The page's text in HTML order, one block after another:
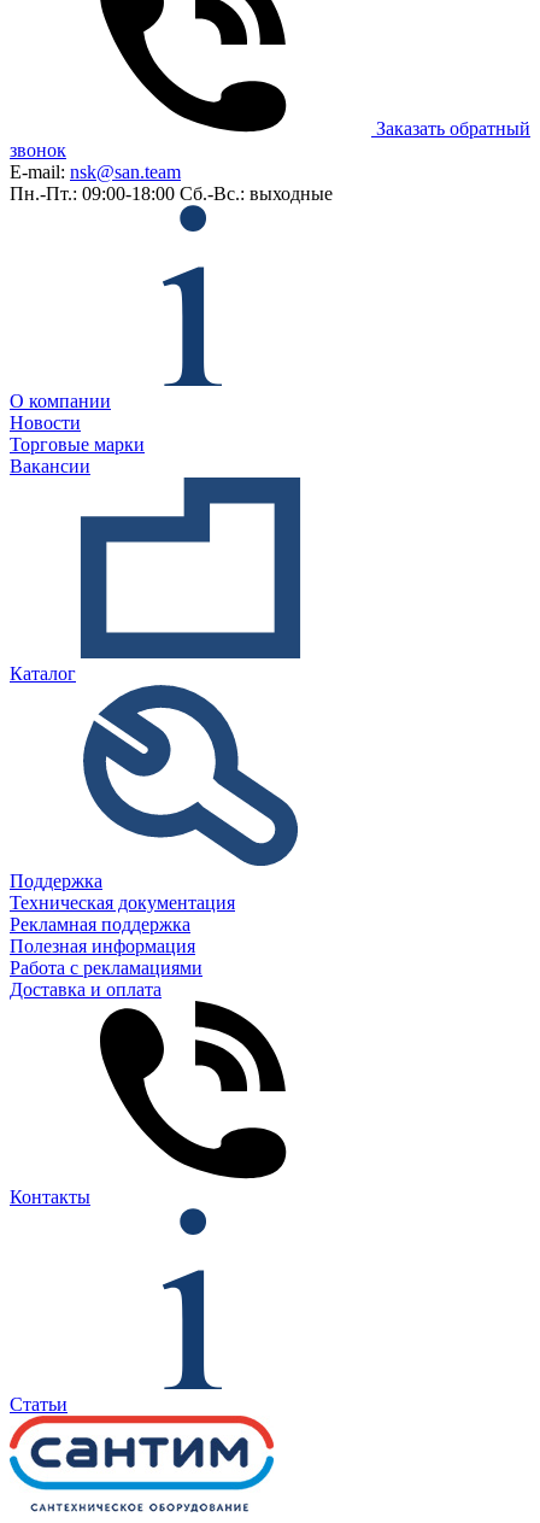
Заказать обратный
звонок
E-mail: nsk@san.team
Пн.-Пт.: 09:00-18:00 Сб.-Вс.: выходные
О компании
Новости
Торговые марки
Вакансии
Каталог
Поддержка
Техническая документация
Рекламная поддержка
Полезная информация
Работа с рекламациями
Доставка и оплата
Контакты
Статьи